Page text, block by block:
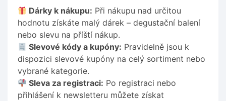
Dárky k nákupu: Při nákupu nad určitou
hodnotu získáte malý dárek – degustační balení
nebo slevu na příští nákup.
Slevové kódy a kupóny: Pravidelně jsou k
dispozici slevové kupóny na celý sortiment nebo
vybrané kategorie.
Sleva za registraci: Po registraci nebo
přihlášení k newsletteru můžete získat